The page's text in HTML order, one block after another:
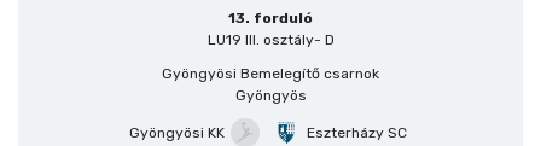
13. forduló
LU19 III. osztály- D
Gyöngyösi Bemelegítő csarnok
Gyöngyös
Gyöngyösi KK Eszterházy SC